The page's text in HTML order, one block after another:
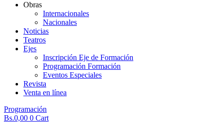
Obras
Internacionales
Nacionales
Noticias
Teatros
Ejes
Inscripción Eje de Formación
Programación Formación
Eventos Especiales
Revista
Venta en línea
Programación
Bs.0,00 0 Cart